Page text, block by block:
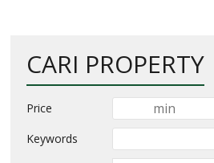
CARI PROPERTY
Price
Keywords